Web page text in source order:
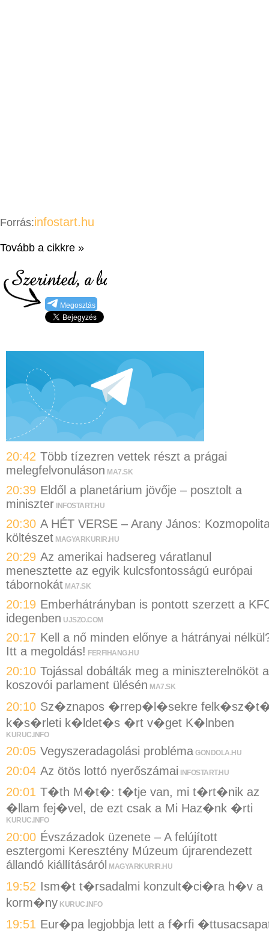
Forrás:infostart.hu
Tovább a cikkre »
Megosztás
20:42 Több tízezren vettek részt a prágai
melegfelvonuláson MA7.SK
20:39 Eldől a planetárium jövője – posztolt a
miniszter INFOSTART.HU
20:30 A HÉT VERSE – Arany János:
költészet MAGYARKURIR.HU
20:29 Az amerikai hadsereg váratlanul
menesztette az egyik kulcsfontosságú európai
tábornokát MA7.SK
20:19 Emberhátrányban is pontott szerzett a
idegenben UJSZO.COM
20:17 Kell a nő minden előnye a hátrányai
Itt a megoldás! FERFIHANG.HU
20:10 Tojással dobálták meg a miniszterelnököt a
koszovói parlament ülésén MA7.SK
20:10 Sz�znapos �rrep�l�sekre
k�s�rleti k�ldet�s �rt v�get K�lnben
KURUC.INFO
20:05 Vegyszeradagolási probléma GONDOLA.HU
20:04 Az ötös lottó nyerőszámai INFOSTART.HU
20:01 T�th M�t�: t�tje van, mi t�rt�nik az
�llam fej�vel, de ezt csak a Mi Haz�nk �rti
KURUC.INFO
20:00 Évszázadok üzenete – A felújított
esztergomi Keresztény Múzeum újrarendezett
állandó kiállításáról
MAGYARKURIR.HU
19:52 Ism�t t�rsadalmi konzult�ci�ra h�v a
korm�ny KURUC.INFO
19:51 Eur�pa legjobbja lett a f�rfi